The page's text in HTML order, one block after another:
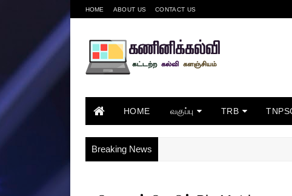
HOME ABOUT US CONTACT US
HOME வகுப்பு TRB
Breaking News